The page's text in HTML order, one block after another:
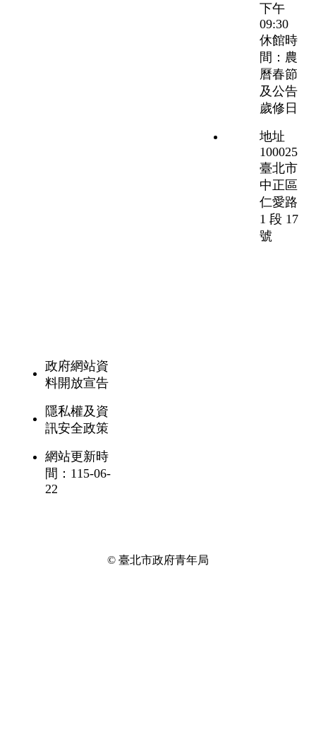
下午
09:30
休館時
間：農
曆春節
及公告
歲修日
地址
100025
臺北市
中正區
仁愛路
1 段 17
號
政府網站資
料開放宣告
隱私權及資
訊安全政策
網站更新時
間：115-06-
22
© 臺北市政府青年局